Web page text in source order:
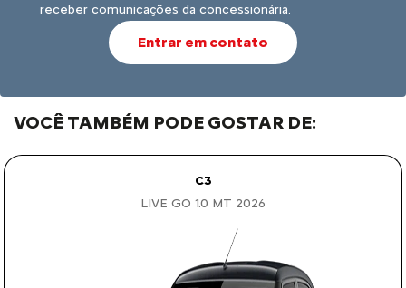
receber comunicações da concessionária.
Entrar em contato
VOCÊ TAMBÉM PODE GOSTAR DE:
C3
LIVE GO 1.0 MT 2026